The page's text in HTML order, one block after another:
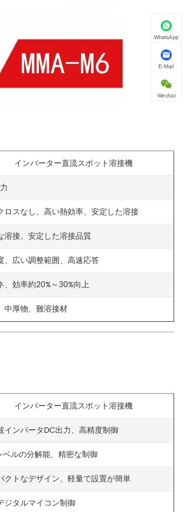
インバーター直流スポット溶接機
ロスなし、高い熱効率、安定した溶接
溶接、安定した溶接品質
、広い調整範囲、高速応答
、効率約20%～30%向上
中厚物、難溶接材
インバーター直流スポット溶接機
インバータDC出力、高精度制御
ベルの分解能、精密な制御
クトなデザイン、軽量で設置が簡単
ジタルマイコン制御
WhatsApp
E-Mail
Wechat